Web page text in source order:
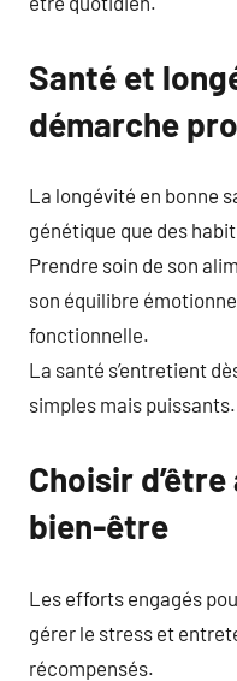
Santé et
démarche
La longévité en bonne
génétique que des
Prendre soin de son
son équilibre
fonctionnelle.
La santé s’entretient
simples mais puissants.
Choisir
bien-être
Les efforts engagés
gérer le stress et
récompensés.